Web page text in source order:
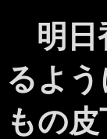
明日
るよ
もの